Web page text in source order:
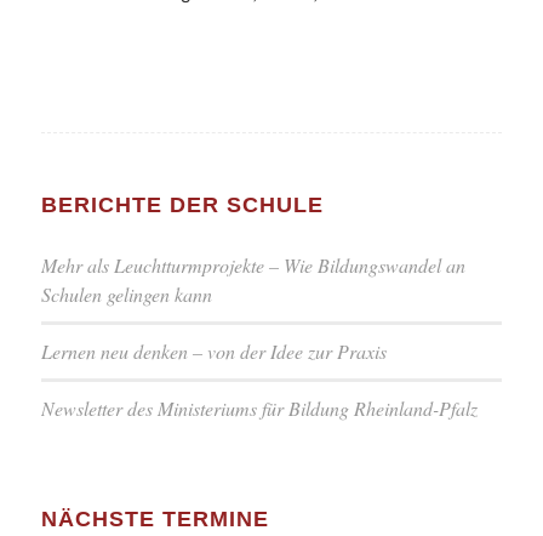
BERICHTE DER SCHULE
Mehr als Leuchtturmprojekte – Wie Bildungswandel an
Schulen gelingen kann
Lernen neu denken – von der Idee zur Praxis
Newsletter des Ministeriums für Bildung Rheinland-Pfalz
NÄCHSTE TERMINE